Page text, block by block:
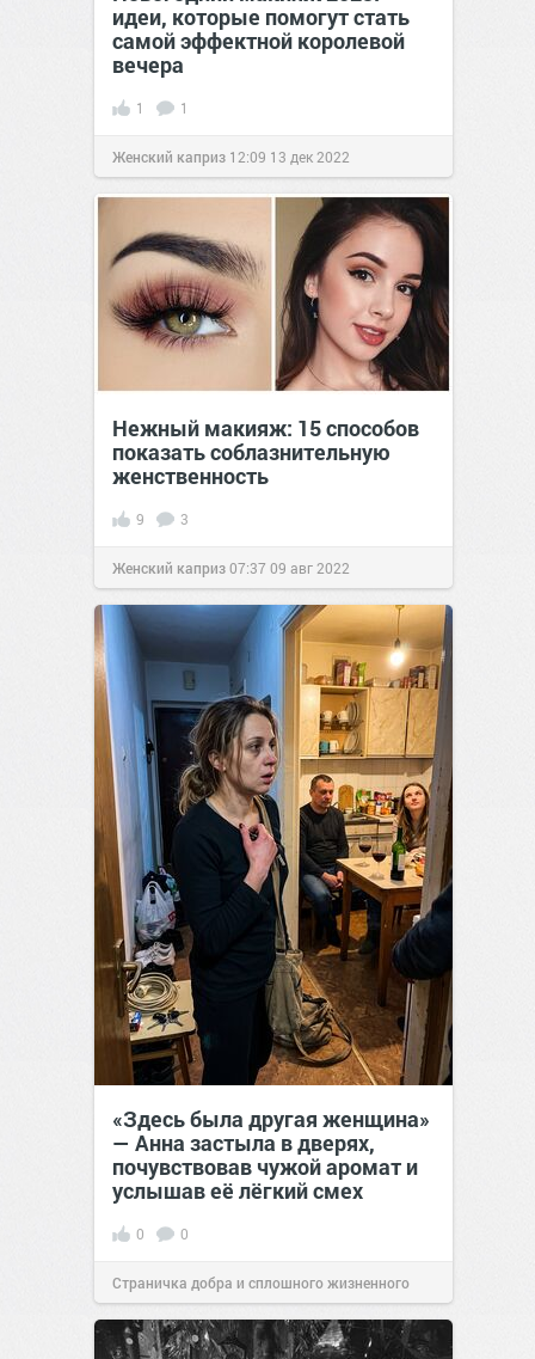
идеи, которые помогут стать
самой эффектной королевой
вечера
1 1
Женский каприз 12:09 13 дек 2022
Нежный макияж: 15 способов
показать соблазнительную
женственность
9 3
Женский каприз07:37 09 авг 2022
«Здесь была другая женщина»
— Анна застыла в дверях,
почувствовав чужой аромат и
услышав её лёгкий смех
0 0
Страничка добра и сплошного жизненного
позитива!13:38Сегодня